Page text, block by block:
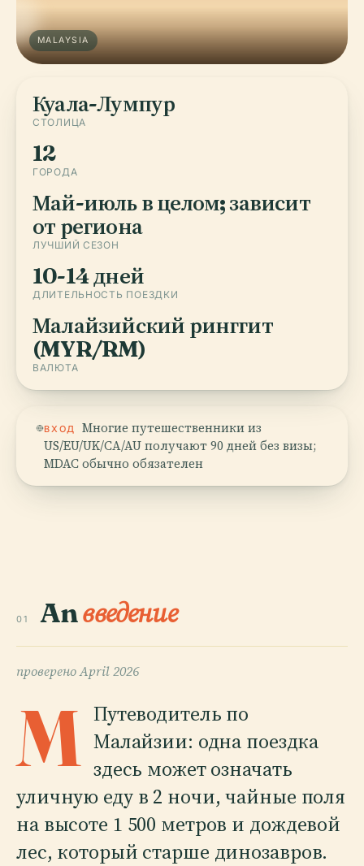
MALAYSIA
Куала-Лумпур
СТОЛИЦА
12
ГОРОДА
Май-июль в целом; зависит
от региона
ЛУЧШИЙ СЕЗОН
10-14 дней
ДЛИТЕЛЬНОСТЬ ПОЕЗДКИ
Малайзийский ринггит
(MYR/RM)
ВАЛЮТА
ВХОД
Многие путешественники из
US/EU/UK/CA/AU получают 90 дней без визы;
MDAC обычно обязателен
01 Anвведение
провереноApril 2026
M Путеводитель по
Малайзии: одна поездка
здесь может означать
уличную еду в 2 ночи, чайные поля
на высоте 1 500 метров и дождевой
лес, который старше динозавров.